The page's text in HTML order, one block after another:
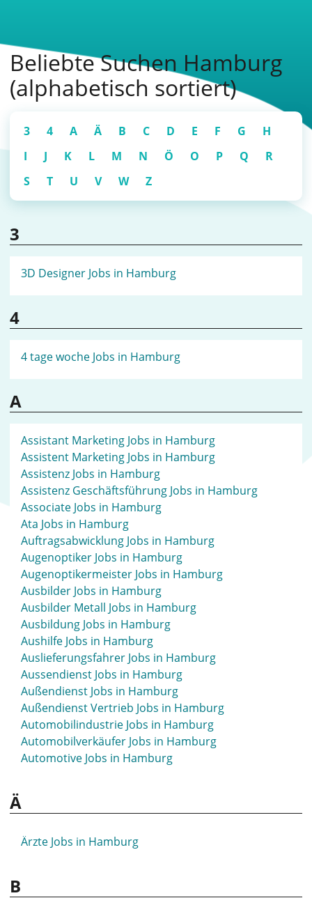
Beliebte Suchen Hamburg
(alphabetisch sortiert)
3 4 A Ä B C D E F G
H
I
J K L M N Ö O P Q
R
S
T U V W Z
3
3D Designer Jobs in Hamburg
4
4 tage woche Jobs in Hamburg
A
Assistant Marketing Jobs in Hamburg
Assistent Marketing Jobs in Hamburg
Assistenz Jobs in Hamburg
Assistenz Geschäftsführung Jobs in Hamburg
Associate Jobs in Hamburg
Ata Jobs in Hamburg
Auftragsabwicklung Jobs in Hamburg
Augenoptiker Jobs in Hamburg
Augenoptikermeister Jobs in Hamburg
Ausbilder Jobs in Hamburg
Ausbilder Metall Jobs in Hamburg
Ausbildung Jobs in Hamburg
Aushilfe Jobs in Hamburg
Auslieferungsfahrer Jobs in Hamburg
Aussendienst Jobs in Hamburg
Außendienst Jobs in Hamburg
Außendienst Vertrieb Jobs in Hamburg
Automobilindustrie Jobs in Hamburg
Automobilverkäufer Jobs in Hamburg
Automotive Jobs in Hamburg
Ä
Ärzte Jobs in Hamburg
B